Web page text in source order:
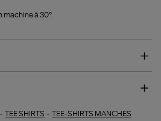
machine à 30°.
-TEE SHIRTS -TEE-SHIRTS MANCHES